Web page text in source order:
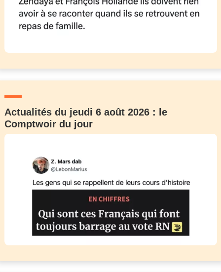
Actualités du jeudi 6 août 2026 : le
Comptwoir du jour